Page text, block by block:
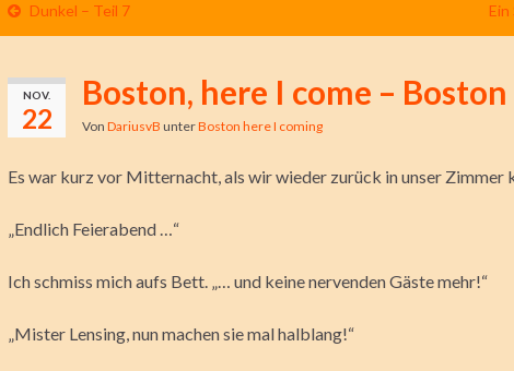
Dunkel – Teil 7
NOV.
22
Boston, here I come – Boston
Von DariusvB unterBoston here I coming
Es war kurz vor Mitternacht, als wir wieder zurück in unser Zimmer
„Endlich Feierabend …“
Ich schmiss mich aufs Bett. „… und keine nervenden Gäste mehr!“
„Mister Lensing, nun machen sie mal halblang!“